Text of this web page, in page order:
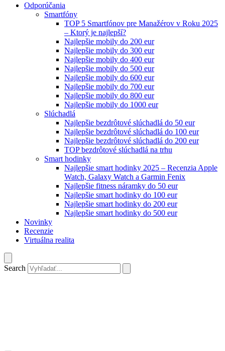
Odporúčania
Smartfóny
TOP 5 Smartfónov pre Manažérov v Roku 2025
– Ktorý je najlepší?
Najlepšie mobily do 200 eur
Najlepšie mobily do 300 eur
Najlepšie mobily do 400 eur
Najlepšie mobily do 500 eur
Najlepšie mobily do 600 eur
Najlepšie mobily do 700 eur
Najlepšie mobily do 800 eur
Najlepšie mobily do 1000 eur
Slúchadlá
Najlepšie bezdrôtové slúchadlá do 50 eur
Najlepšie bezdrôtové slúchadlá do 100 eur
Najlepšie bezdrôtové slúchadlá do 200 eur
TOP bezdrôtové slúchadlá na trhu
Smart hodinky
Najlepšie smart hodinky 2025 – Recenzia Apple
Watch, Galaxy Watch a Garmin Fenix
Najlepšie fitness náramky do 50 eur
Najlepšie smart hodinky do 100 eur
Najlepšie smart hodinky do 200 eur
Najlepšie smart hodinky do 500 eur
Novinky
Recenzie
Virtuálna realita
Search